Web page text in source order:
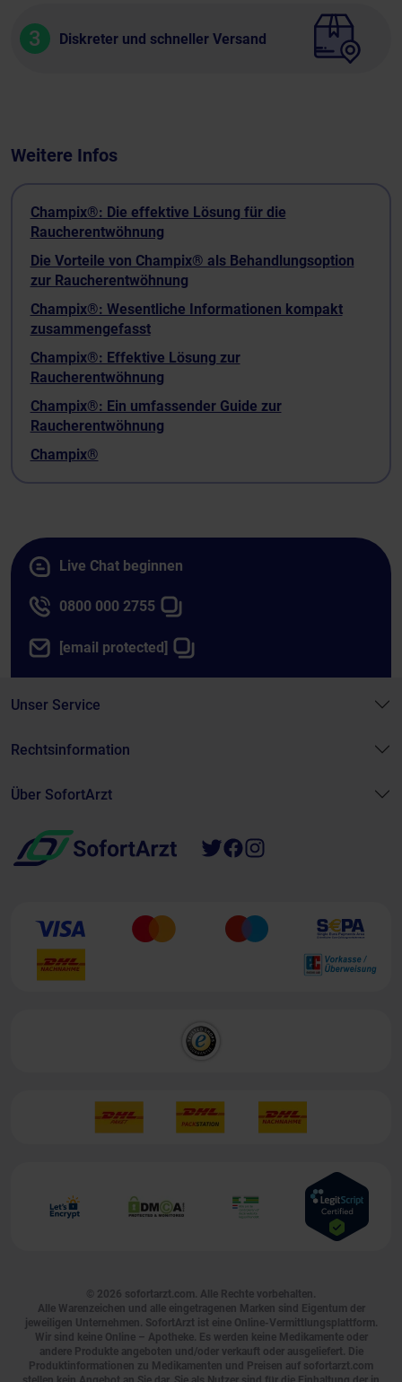
3 Diskreter und schneller Versand
Weitere Infos
Champix®: Die effektive Lösung für die
Raucherentwöhnung
Die Vorteile von Champix® als Behandlungsoption
zur Raucherentwöhnung
Champix®: Wesentliche Informationen kompakt
zusammengefasst
Champix®: Effektive Lösung zur
Raucherentwöhnung
Champix®: Ein umfassender Guide zur
Raucherentwöhnung
Champix®
Live Chat beginnen
0800 000 2755
[email protected]
Unser Service
Rechtsinformation
Über SofortArzt
© 2026 sofortarzt.com. Alle Rechte vorbehalten.
Alle Warenzeichen und alle eingetragenen Marken sind Eigentum der
jeweiligen Unternehmen. SofortArzt ist eine Online-Vermittlungsplattform.
Wir sind keine Online – Apotheke. Es werden keine Medikamente oder
andere Produkte angeboten und/oder verkauft oder ausgeliefert. Die
Produktinformationen zu Medikamenten und Preisen auf sofortarzt.com